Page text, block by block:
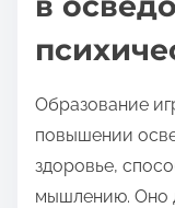
Образование
повышении
здоровье,
мышлению. Оно